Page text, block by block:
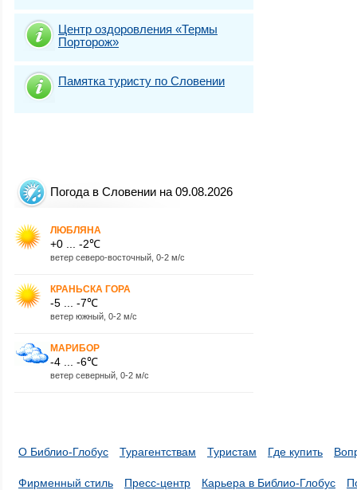
Центр оздоровления «Термы
Порторож»
Памятка туристу по Словении
Погода в Словении на 09.08.2026
ЛЮБЛЯНА
+0 ... -2℃
ветер северо-восточный, 0-2 м/с
КРАНЬСКА ГОРА
-5 ... -7℃
ветер южный, 0-2 м/с
МАРИБОР
-4 ... -6℃
ветер северный, 0-2 м/с
О Библио-Глобус Турагентствам Туристам Где купить
Фирменный стиль Пресс-центр Карьера в Библио-Глобус